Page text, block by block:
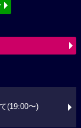
(19:00〜)